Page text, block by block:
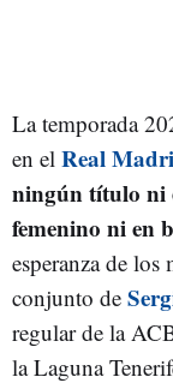
La temporada
en el Real
ningún título ni
femenino ni en
esperanza de los
conjunto de
regular de la
la Laguna